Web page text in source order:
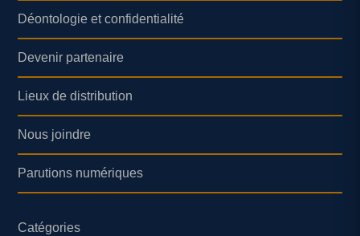
Déontologie et confidentialité
Devenir partenaire
Lieux de distribution
Nous joindre
Parutions numériques
Catégories